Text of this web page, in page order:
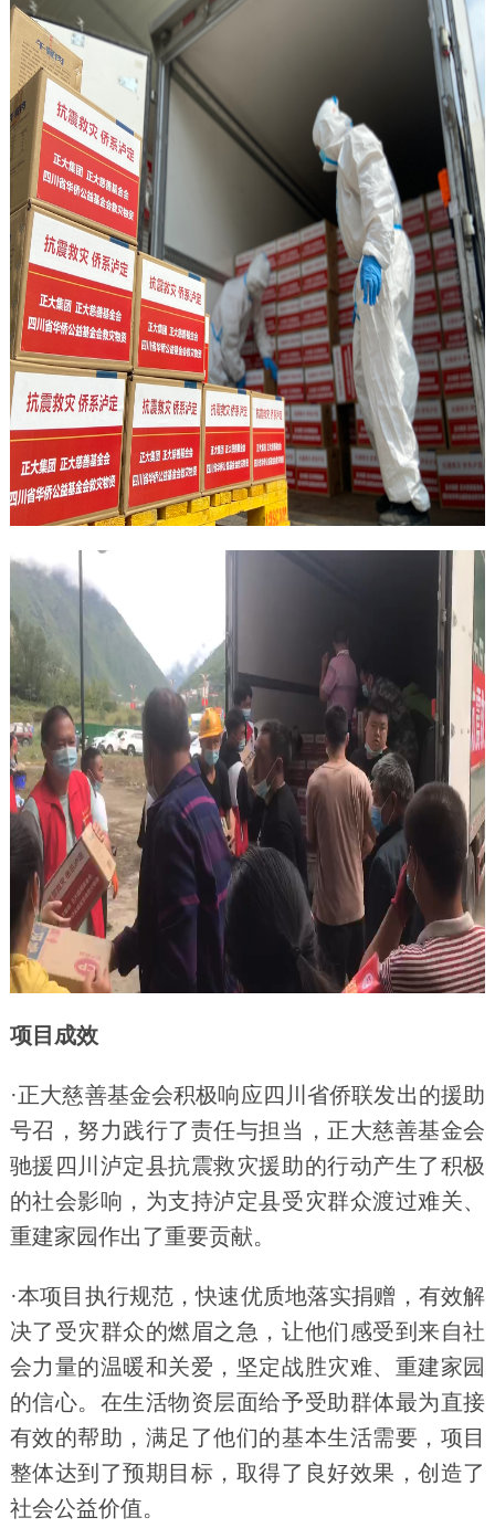
项目成效
·正大慈善基金会积极响应四川省侨联发出的援助
号召，努力践行了责任与担当，正大慈善基金会
驰援四川泸定县抗震救灾援助的行动产生了积极
的社会影响，为支持泸定县受灾群众渡过难关、
重建家园作出了重要贡献。
·本项目执行规范，快速优质地落实捐赠，有效解
决了受灾群众的燃眉之急，让他们感受到来自社
会力量的温暖和关爱，坚定战胜灾难、重建家园
的信心。在生活物资层面给予受助群体最为直接
有效的帮助，满足了他们的基本生活需要，项目
整体达到了预期目标，取得了良好效果，创造了
社会公益价值。